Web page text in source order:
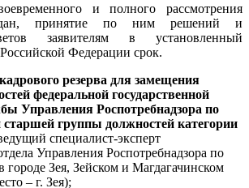
и полного рассмотрения
принятие по ним решений и
заявителям в установленный
Федерации срок.
резерва для замещения
федеральной государственной
Управления Роспотребнадзора по
группы должностей категории
специалист-эксперт
Управления Роспотребнадзора по
городе Зея, Зейском и Магдагачинском
– г. Зея);